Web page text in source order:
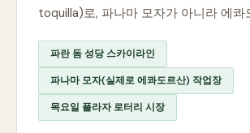
toquilla)로, 파나마 모자가 아니라 에콰
파란 돔 성당 스카이라인
파나마 모자(실제로 에콰도르산) 작업장
목요일 플라자 로터리 시장